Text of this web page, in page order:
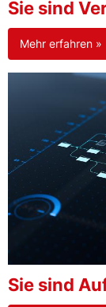
Sie sind
Mehr erfahren »
Sie sind